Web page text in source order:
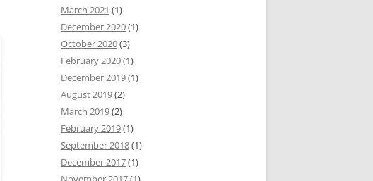
March 2021 (1)
December 2020(1)
October 2020(3)
February 2020(1)
December 2019(1)
August 2019(2)
March 2019(2)
February 2019(1)
September 2018(1)
December 2017(1)